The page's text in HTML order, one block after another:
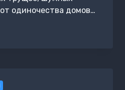
одиночества домов…